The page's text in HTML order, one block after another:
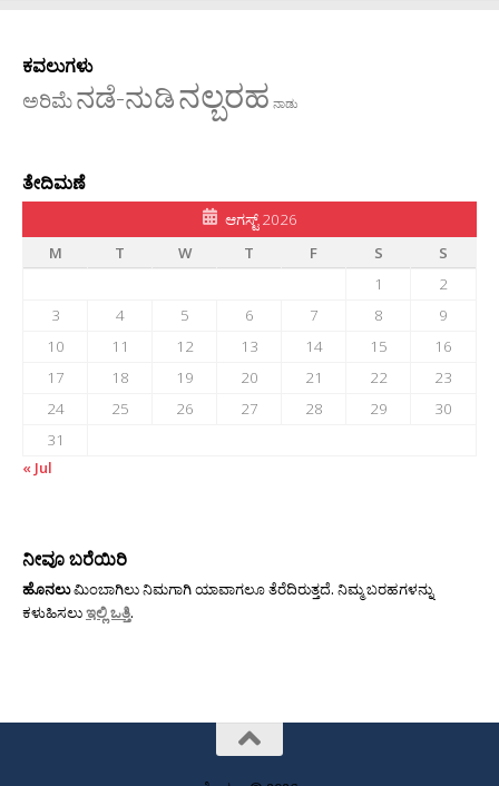
ಕವಲುಗಳು
ಅರಿಮೆನಡೆ-ನುಡಿನಲ್ಬರಹ ನಾಡು
ತೇದಿಮಣೆ
ಆಗಸ್ಟ್ 2026
M
T W T F S
S
1
2
3
4 5 6 7 8
9
10
11 12 13 14 15
16
17
18 19 20 21 22
23
24
25 26 27 28 29
30
31
« Jul
ನೀವೂ ಬರೆಯಿರಿ
ಹೊನಲುಮಿಂಬಾಗಿಲು ನಿಮಗಾಗಿ ಯಾವಾಗಲೂ ತೆರೆದಿರುತ್ತದೆ. ನಿಮ್ಮ ಬರಹಗಳನ್ನು
ಕಳುಹಿಸಲುಇಲ್ಲಿ ಒತ್ತಿ.